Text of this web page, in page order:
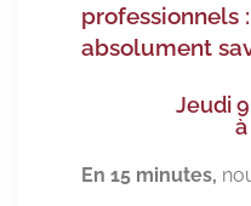
professionnels
absolument
Jeudi
à
En 15 minutes,